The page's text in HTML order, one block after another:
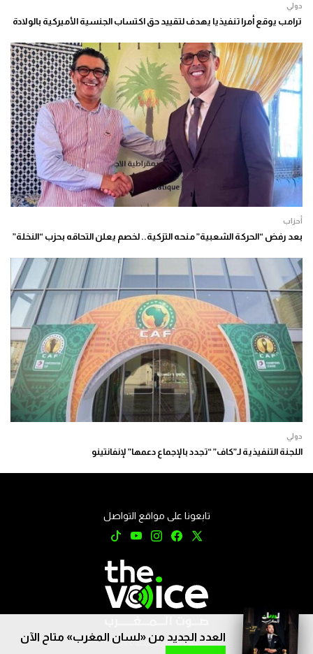
دولي
ترامب يوقع أمرا تنفيذيا يهدف لتقييد حق اكتساب الجنسية الأميركية بالولادة
أحزاب
بعد رفض “الحركة الشعبية” منحه التزكية.. لخصم يعلن التحاقه بحزب “النخلة”
دولي
اللجنة التنفيذية لـ”كاف” “تجدد بالإجماع دعمها” لإنفانتينو
العدد الجديد من «لسان المغرب» متاح الآن
تابعونا على مواقع التواصل
جميع الحقوق محفوظة © 2026